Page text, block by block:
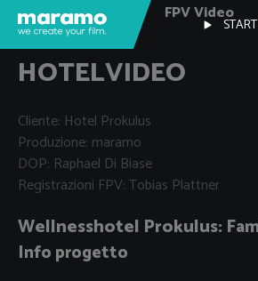
FPV Video
HOTELVIDEO
Cliente: Hotel Prokulus
Produzione: maramo
DOP: Raphael Di Biase
Registrazioni FPV:Tobias Plattner
Wellnesshotel Prokulus:
Info progetto